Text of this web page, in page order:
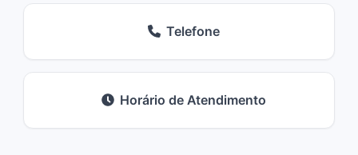
Telefone
Horário de Atendimento